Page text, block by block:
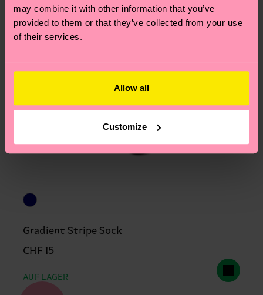
may combine it with other information that you’ve
provided to them or that they’ve collected from your use
of their services.
Allow all
Customize
Gradient Stripe Sock
CHF 15
AUF LAGER